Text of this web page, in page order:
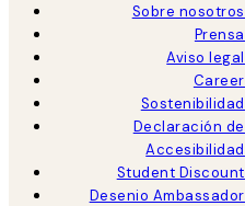
Sobre nosotros
Prensa
Aviso legal
Career
Sostenibilidad
Declaración de
Accesibilidad
Student Discount
Desenio Ambassador